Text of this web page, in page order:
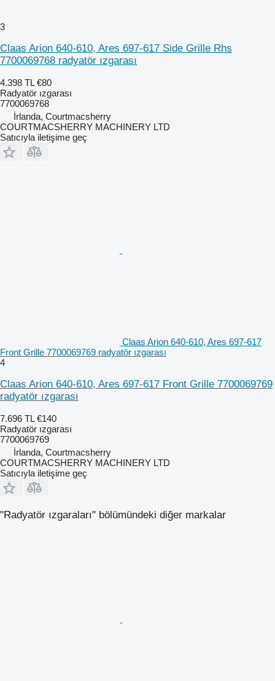
3
Claas Arion 640-610, Ares 697-617 Side Grille Rhs
7700069768 radyatör ızgarası
4.398 TL €80
Radyatör ızgarası
7700069768
İrlanda, Courtmacsherry
COURTMACSHERRY MACHINERY LTD
Satıcıyla iletişime geç
Claas Arion 640-610, Ares 697-617
Front Grille 7700069769 radyatör ızgarası
4
Claas Arion 640-610, Ares 697-617 Front Grille 7700069769
radyatör ızgarası
7.696 TL €140
Radyatör ızgarası
7700069769
İrlanda, Courtmacsherry
COURTMACSHERRY MACHINERY LTD
Satıcıyla iletişime geç
"Radyatör ızgaraları" bölümündeki diğer markalar